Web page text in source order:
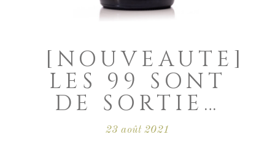
[NOUVEAUTE]
LES 99 SONT
DE SORTIE…
23 août 2021